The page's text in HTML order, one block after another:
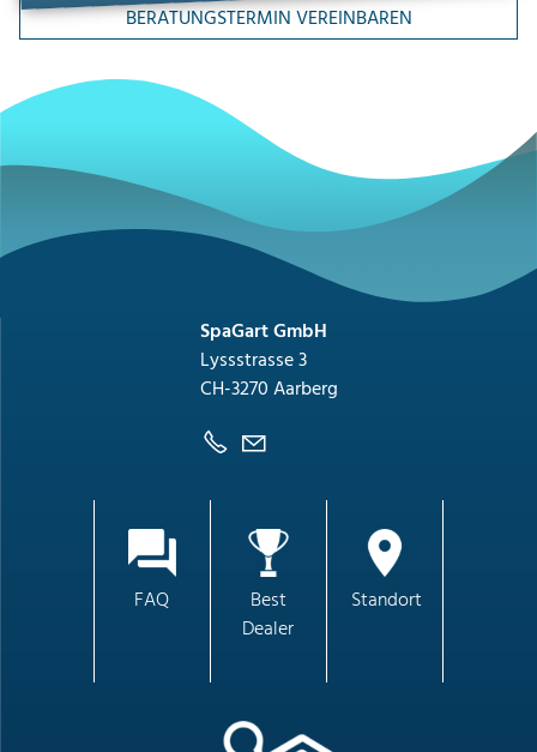
BERATUNGSTERMIN VEREINBAREN
SpaGart GmbH
Lyssstrasse 3
CH-3270 Aarberg
FAQ
Best
Dealer
Standort